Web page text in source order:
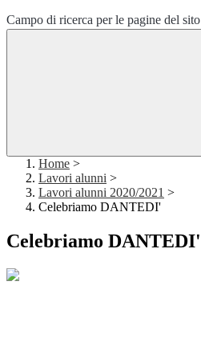
Campo di ricerca per le pagine del sito
Home >
Lavori alunni >
Lavori alunni 2020/2021 >
Celebriamo DANTEDI'
Celebriamo DANTEDI'